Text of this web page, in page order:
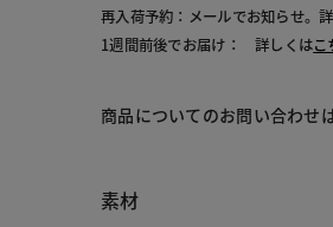
再入荷予約：メールでお知らせ。
1週間前後でお届け： 詳しくはこ
商品についてのお問い合わせ
素材